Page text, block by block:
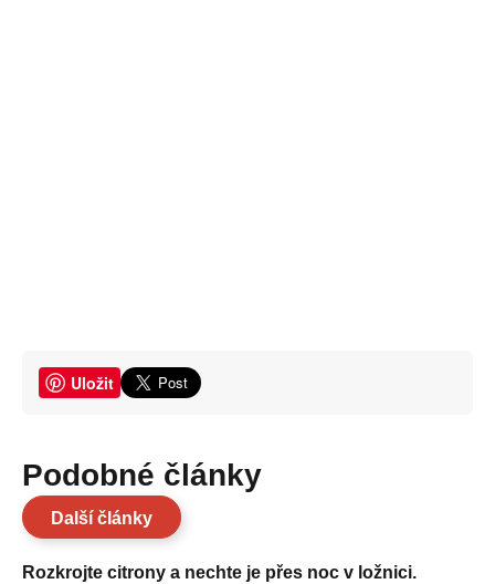
Uložit
Podobné články
Další články
Rozkrojte citrony a nechte je přes noc v ložnici.